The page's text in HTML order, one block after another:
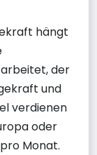
hängt
arbeitet, der
und
verdienen
oder
Monat.